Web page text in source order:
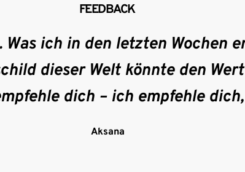
FEEDBACK
Was ich in den letzten Wochen
dieser Welt könnte den
dich – ich empfehle
Aksana